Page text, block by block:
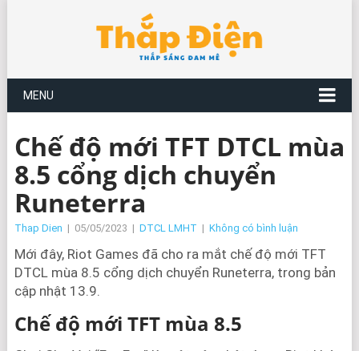
MENU
Chế độ mới TFT DTCL mùa
8.5 cổng dịch chuyển
Runeterra
Thap Dien | 05/05/2023 | DTCL LMHT | Không có bình luận
Mới đây, Riot Games đã cho ra mắt chế độ mới TFT
DTCL mùa 8.5 cổng dịch chuyển Runeterra, trong bản
cập nhật 13.9.
Chế độ mới TFT mùa 8.5